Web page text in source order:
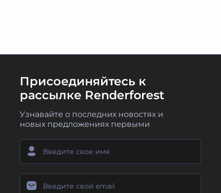
Присоединяйтесь к
рассылке Renderforest
Узнавайте о последних новостях и
новых предложениях первыми